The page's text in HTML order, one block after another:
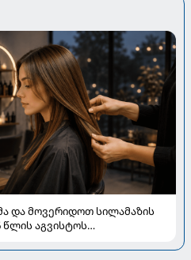
და მოვერიდოთ სილამაზის
წლის აგვისტოს